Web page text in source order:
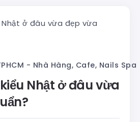
- Nhà Hàng, Cafe, Nails Spa
Nhật ở đâu vừa